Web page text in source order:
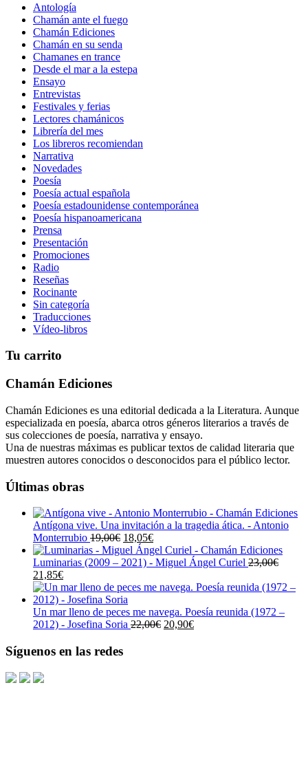
Antología
Chamán ante el fuego
Chamán Ediciones
Chamán en su senda
Chamanes en trance
Desde el mar a la estepa
Ensayo
Entrevistas
Festivales y ferias
Lectores chamánicos
Librería del mes
Los libreros recomiendan
Narrativa
Novedades
Poesía
Poesía actual española
Poesía estadounidense contemporánea
Poesía hispanoamericana
Prensa
Presentación
Promociones
Radio
Reseñas
Rocinante
Sin categoría
Traducciones
Vídeo-libros
Tu carrito
Chamán Ediciones
Chamán Ediciones es una editorial dedicada a la Literatura. Aunque
especializada en poesía, abarca otros géneros literarios a través de
sus colecciones de poesía, narrativa y ensayo.
Una de nuestras máximas es publicar textos de calidad literaria que
muestren autores conocidos o desconocidos para el público lector.
Últimas obras
Antígona vive. Una invitación a la tragedia ática. - Antonio
Monterrubio 19,00€ El
precio
original
19,00€.
18,05€El
precio
actual
18,05€.
Luminarias (2009 – 2021) - Miguel Ángel Curiel 23,00€
El
precio
original
era:
23,00€.
21,85€El
precio
actual
es:
21,85€.
Un mar lleno de peces me navega. Poesía reunida (1972 –
2012) - Josefina Soria 22,00€ El
20,90€El
Síguenos en las redes